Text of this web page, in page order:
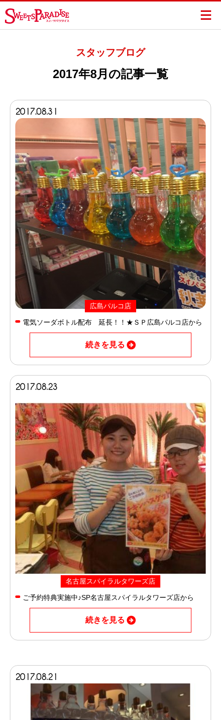
スタッフブログ
2017年8月の記事一覧
2017.08.31
広島パルコ店
電気ソーダボトル配布 延長！！★ＳＰ広島パルコ店から
続きを見る
2017.08.23
名古屋スパイラルタワーズ店
ご予約特典実施中♪SP名古屋スパイラルタワーズ店から
続きを見る
2017.08.21